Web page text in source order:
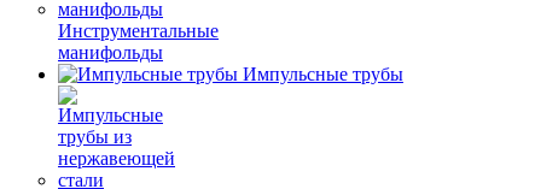
Инструментальные
манифольды
Импульсные трубы